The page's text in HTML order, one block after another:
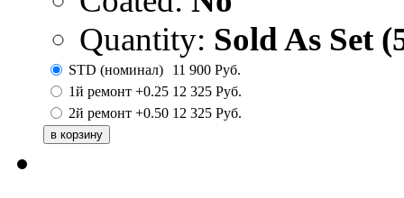
Quantity: Sold As Set
STD (номинал) 11 900 Руб.
1й ремонт +0.25 12 325 Руб.
2й ремонт +0.50 12 325 Руб.